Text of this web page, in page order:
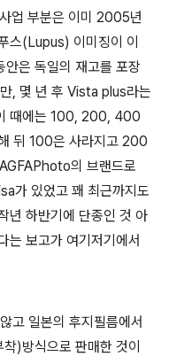
업 부분은 이미 2005년
스(Lupus) 이미징이 이
안은 독일의 재고를 포장
, 몇 년 후 Vista plus라는
때에는 100, 200, 400
뒤 100은 사라지고 200
의 브랜드로
가 있었고 꽤 최근까지도
년 하반기에 단종인 것 아
는 보고가 여기저기에서
고 일본의 후지필름에서
)방식으로 판매한 것이